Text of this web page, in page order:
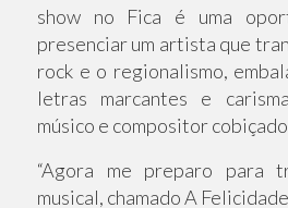
show no Fica é uma
presenciar um artista que
rock e o regionalismo,
letras marcantes e
músico e compositor
“Agora me preparo para
musical, chamado A